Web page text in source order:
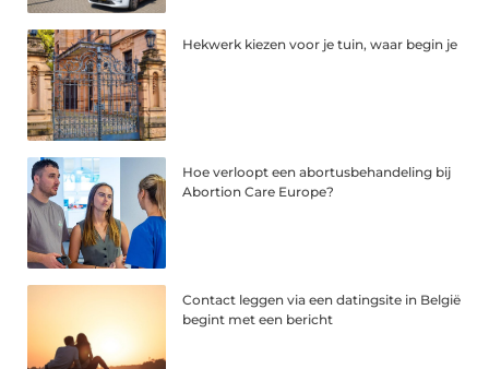
Hekwerk kiezen voor je tuin, waar begin je
Hoe verloopt een abortusbehandeling bij
Abortion Care Europe?
Contact leggen via een datingsite in België
begint met een bericht